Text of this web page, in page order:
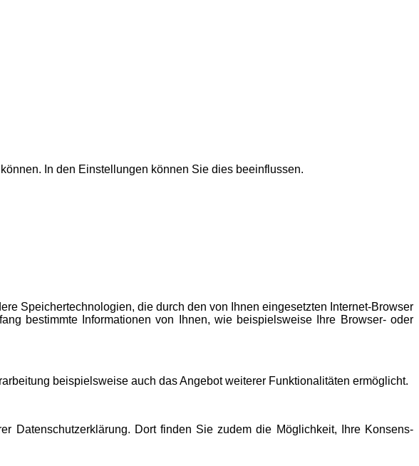
In den Einstellungen können Sie dies beeinflussen.
Speichertechnologien, die durch den von Ihnen eingesetzten Internet-Browser
bestimmte Informationen von Ihnen, wie beispielsweise Ihre Browser- oder
beispielsweise auch das Angebot weiterer Funktionalitäten ermöglicht.
Datenschutzerklärung. Dort finden Sie zudem die Möglichkeit, Ihre Konsens-